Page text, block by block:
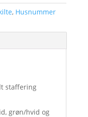
, Husnummer
staffering
grøn/hvid og